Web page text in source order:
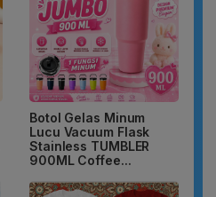
Botol Gelas Minum
Lucu Vacuum Flask
Stainless TUMBLER
900ML Coffee...